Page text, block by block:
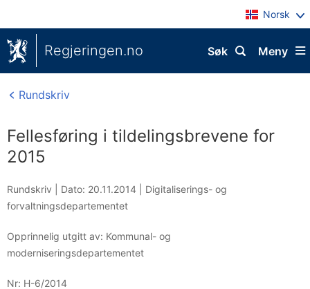
Norsk
Regjeringen.no Meny
Søk
Rundskriv
Fellesføring i tildelingsbrevene for
2015
Rundskriv | Dato: 20.11.2014
Digitaliserings- og
forvaltningsdepartementet
Opprinnelig utgitt av: Kommunal- og
moderniseringsdepartementet
Nr: H-6/2014